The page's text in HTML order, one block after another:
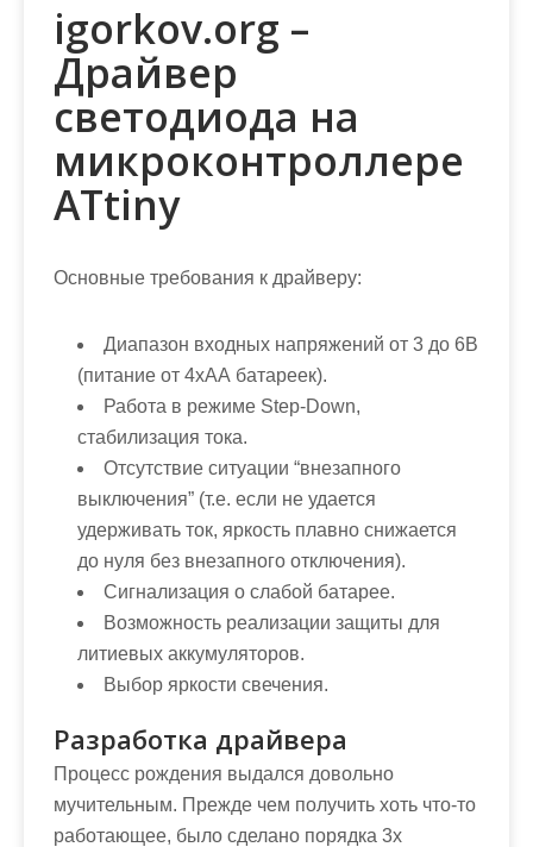
igorkov.org –
Драйвер
светодиода на
микроконтроллере
ATtiny
Основные требования к драйверу:
Диапазон входных напряжений от 3 до 6В
(питание от 4хАА батареек).
Работа в режиме Step-Down,
стабилизация тока.
Отсутствие ситуации “внезапного
выключения” (т.е. если не удается
удерживать ток, яркость плавно снижается
до нуля без внезапного отключения).
Сигнализация о слабой батарее.
Возможность реализации защиты для
литиевых аккумуляторов.
Выбор яркости свечения.
Разработка драйвера
Процесс рождения выдался довольно
мучительным. Прежде чем получить хоть что-то
работающее, было сделано порядка 3х